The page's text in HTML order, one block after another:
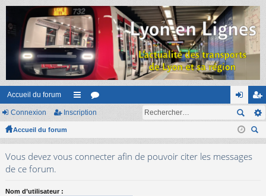
Accueil du forum
ac or on
ne
ns
cri
Connexion Inscription
Accueil du forum
ec
her
Vous devez vous connecter afin de pouvoir citer les messages
de ce forum.
Nom d’utilisateur :